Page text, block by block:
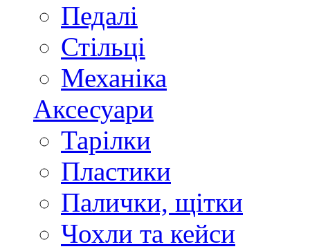
Педалі
Стільці
Механіка
Аксесуари
Тарілки
Пластики
Палички, щітки
Чохли та кейси